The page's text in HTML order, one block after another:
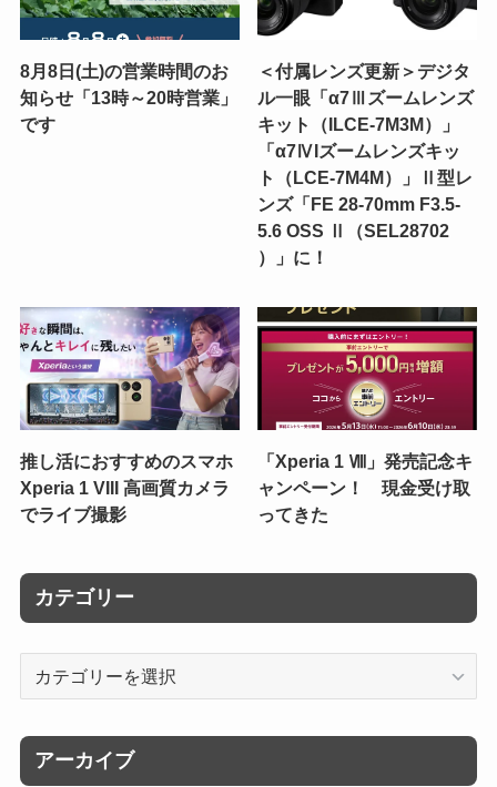
8月8日(土)の営業時間のお
知らせ「13時～20時営業」
です
＜付属レンズ更新＞デジタ
ル一眼「α7Ⅲズームレンズ
キット（ILCE-7M3M）」
「α7ⅣIズームレンズキッ
ト（LCE-7M4M）」Ⅱ型レ
ンズ「FE 28-70mm F3.5-
5.6 OSS Ⅱ（SEL28702
）」に！
推し活におすすめのスマホ
Xperia 1 VIII 高画質カメラ
でライブ撮影
「Xperia 1 Ⅷ」発売記念キ
ャンペーン！ 現金受け取
ってきた
カテゴリー
リ
ー
アーカイブ